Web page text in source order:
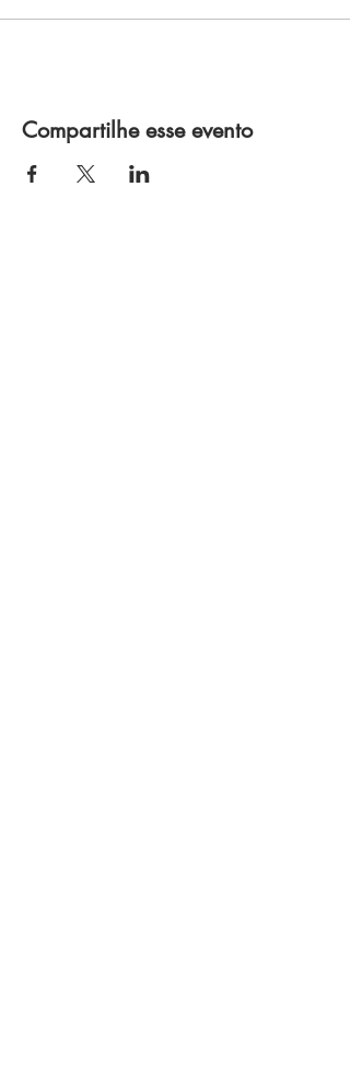
Compartilhe esse evento